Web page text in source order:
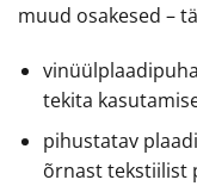
muud osakesed –
tekita
pihustatav
õrnast tekstiilist